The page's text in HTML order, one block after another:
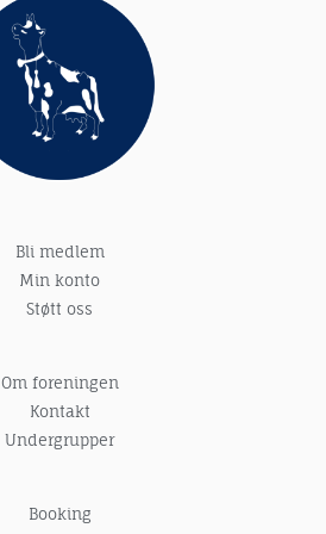
Bli medlem
Min konto
Støtt oss
Om foreningen
Kontakt
Undergrupper
Booking